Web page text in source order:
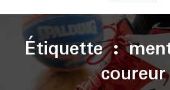
Étiquette :
coureur